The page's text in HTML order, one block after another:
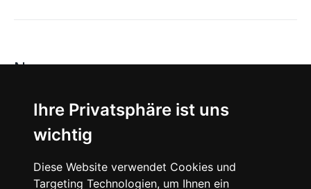
Ihre Privatsphäre ist uns
wichtig
Diese Website verwendet Cookies und
Targeting Technologien, um Ihnen ein
News
About
Instagram
Facebook